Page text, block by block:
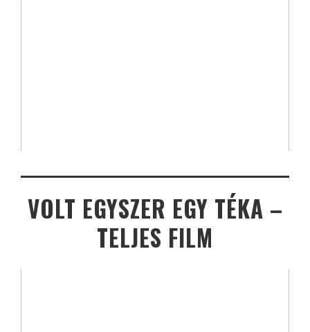
VOLT EGYSZER EGY TÉKA –
TELJES FILM